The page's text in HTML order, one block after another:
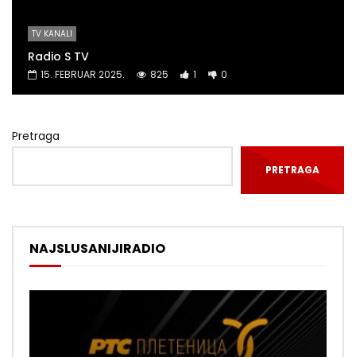
TV KANALI
Radio S TV
15. FEBRUAR 2025. 825 1 0
Pretraga
PRETRAGA
NAJSLUSANIJIRADIO